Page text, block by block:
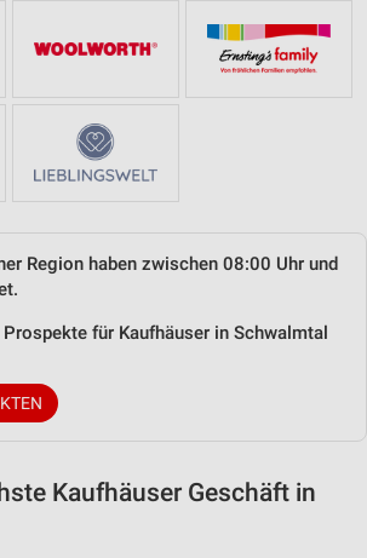
Region haben zwischen 08:00 Uhr und
für Kaufhäuser in Schwalmtal
Kaufhäuser Geschäft in